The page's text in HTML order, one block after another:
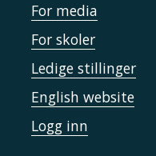
For media
For skoler
Ledige stillinger
English website
Logg inn